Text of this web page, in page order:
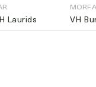
Laurids VH